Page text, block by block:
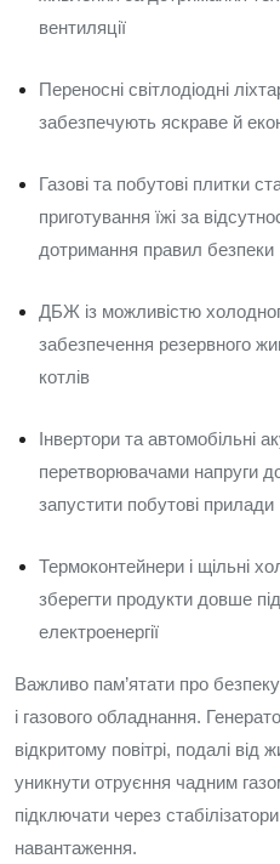
вентиляції
Переносні світлодіодні
забезпечують яскраве й
Газові та побутові плитки
приготування їжі за
дотримання правил безпеки
ДБЖ із можливістю
забезпечення резервного
котлів
Інвертори та автомобільні
перетворювачами напруги
запустити побутові прилади
Термоконтейнери і щільні
зберегти продукти довше
електроенергії
Важливо пам’ятати про
і газового обладнання.
відкритому повітрі, подалі
уникнути отруєння чадним
підключати через
навантаження.